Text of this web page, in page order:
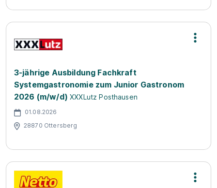
3-jährige Ausbildung Fachkraft
Systemgastronomie zum Junior Gastronom
2026 (m/w/d) XXXLutz Posthausen
01.08.2026
28870 Ottersberg